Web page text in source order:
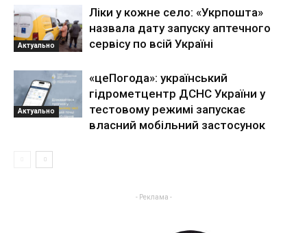
Актуально
Ліки у кожне село: «Укрпошта»
назвала дату запуску аптечного
сервісу по всій Україні
Актуально
«цеПогода»: український
гідрометцентр ДСНС України у
тестовому режимі запускає
власний мобільний застосунок
- Реклама -